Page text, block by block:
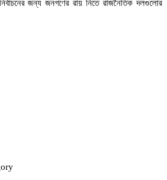
জন্য জনগণের রায় নিতে রাজনৈতিক দলগুলোর